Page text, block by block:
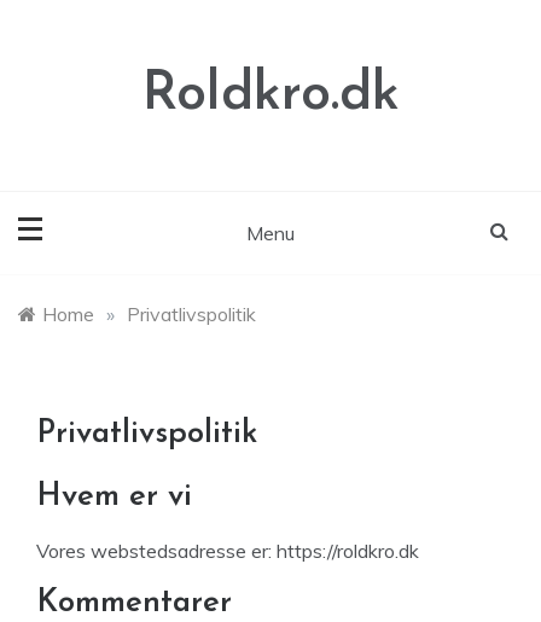
Roldkro.dk
Menu
Home » Privatlivspolitik
Privatlivspolitik
Hvem er vi
Vores webstedsadresse er: https://roldkro.dk
Kommentarer